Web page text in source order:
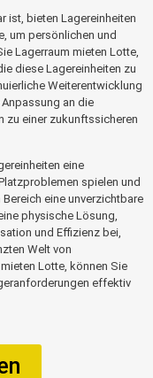
ist, bieten Lagereinheiten
um persönlichen und
Lagerraum mieten Lotte,
diese Lagereinheiten zu
Weiterentwicklung
an die
zu einer zukunftssicheren
eine
spielen und
eine unverzichtbare
physische Lösung,
und Effizienz bei,
Welt von
Lotte, können Sie
effektiv